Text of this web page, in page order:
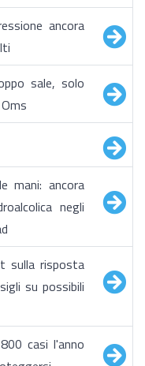
ancora
sale, solo
mani: ancora
negli
sulla risposta
su possibili
casi l'anno